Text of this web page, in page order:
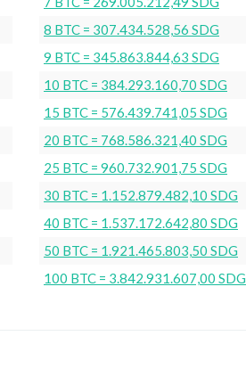
8 BTC = 307.434.528,56 SDG
9 BTC = 345.863.844,63 SDG
10 BTC = 384.293.160,70 SDG
15 BTC = 576.439.741,05 SDG
20 BTC = 768.586.321,40 SDG
25 BTC = 960.732.901,75 SDG
30 BTC = 1.152.879.482,10 SDG
40 BTC = 1.537.172.642,80 SDG
50 BTC = 1.921.465.803,50 SDG
100 BTC = 3.842.931.607,00 SDG